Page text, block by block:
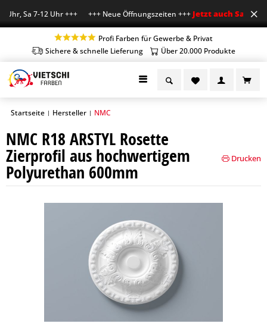
Sa 7-12 Uhr +++ +++ Neue Öffnungszeiten +++Jetzt auch Sa
Profi Farben für Gewerbe & Privat
Sichere & schnelle Lieferung
Über 20.000 Produkte
Startseite | Hersteller | NMC
NMC R18 ARSTYL Rosette
Zierprofil aus hochwertigem
Polyurethan 600mm
Drucken